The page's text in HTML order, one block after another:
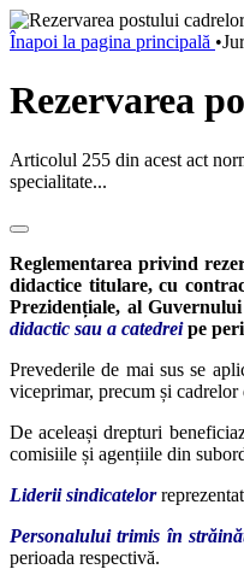
Înapoi la pagina principală •
Rezervarea
Articolul 255 din acest act
specialitate...
Reglementarea privind
didactice titulare, cu
Prezidențiale, al
didactic sau a catedreipe
Prevederile de mai sus se
viceprimar, precum și
De aceleași drepturi
comisiile și agențiile din
Liderii sindicatelor
Personalului trimis în
perioada respectivă.